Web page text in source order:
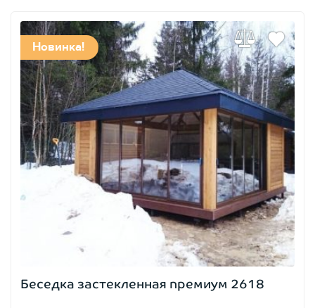
Новинка!
Беседка застекленная премиум 2618